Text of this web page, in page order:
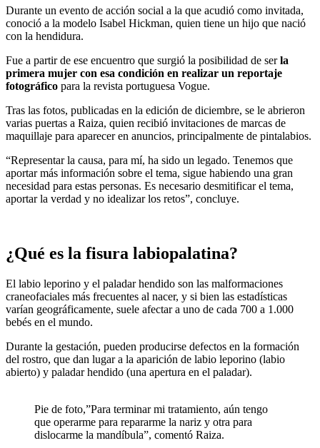
Durante un evento de acción social a la que acudió como invitada,
conoció a la modelo Isabel Hickman, quien tiene un hijo que nació
con la hendidura.
Fue a partir de ese encuentro que surgió la posibilidad de serla
primera mujer con esa condición en realizar un reportaje
fotográfico para la revista portuguesa Vogue.
Tras las fotos, publicadas en la edición de diciembre, se le abrieron
varias puertas a Raiza, quien recibió invitaciones de marcas de
maquillaje para aparecer en anuncios, principalmente de pintalabios.
“Representar la causa, para mí, ha sido un legado. Tenemos que
aportar más información sobre el tema, sigue habiendo una gran
necesidad para estas personas. Es necesario desmitificar el tema,
aportar la verdad y no idealizar los retos”, concluye.
¿Qué es la fisura labiopalatina?
El labio leporino y el paladar hendido son las malformaciones
craneofaciales más frecuentes al nacer, y si bien las estadísticas
varían geográficamente, suele afectar a uno de cada 700 a 1.000
bebés en el mundo.
Durante la gestación, pueden producirse defectos en la formación
del rostro, que dan lugar a la aparición de labio leporino (labio
abierto) y paladar hendido (una apertura en el paladar).
Pie de foto,”Para terminar mi tratamiento, aún tengo
que operarme para repararme la nariz y otra para
dislocarme la mandíbula”, comentó Raiza.